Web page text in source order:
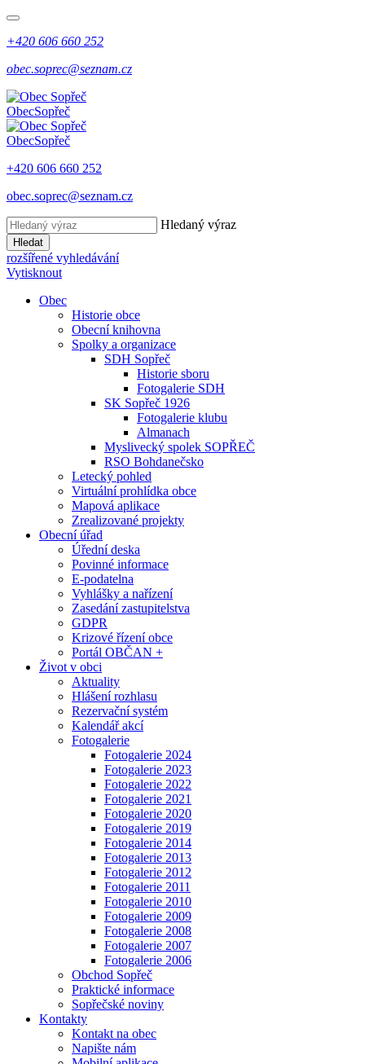
+420 606 660 252
obec.soprec@seznam.cz
ObecSopřeč
ObecSopřeč
+420 606 660 252
obec.soprec@seznam.cz
Hledaný výraz
Hledat
rozšířené vyhledávání
Vytisknout
Obec
Historie obce
Obecní knihovna
Spolky a organizace
SDH Sopřeč
Historie sboru
Fotogalerie SDH
SK Sopřeč 1926
Fotogalerie klubu
Almanach
Myslivecký spolek SOPŘEČ
RSO Bohdanečsko
Letecký pohled
Virtuální prohlídka obce
Mapová aplikace
Zrealizované projekty
Obecní úřad
Úřední deska
Povinné informace
E-podatelna
Vyhlášky a nařízení
Zasedání zastupitelstva
GDPR
Krizové řízení obce
Portál OBČAN +
Život v obci
Aktuality
Hlášení rozhlasu
Rezervační systém
Kalendář akcí
Fotogalerie
Fotogalerie 2024
Fotogalerie 2023
Fotogalerie 2022
Fotogalerie 2021
Fotogalerie 2020
Fotogalerie 2019
Fotogalerie 2014
Fotogalerie 2013
Fotogalerie 2012
Fotogalerie 2011
Fotogalerie 2010
Fotogalerie 2009
Fotogalerie 2008
Fotogalerie 2007
Fotogalerie 2006
Obchod Sopřeč
Praktické informace
Sopřečské noviny
Kontakty
Kontakt na obec
Napište nám